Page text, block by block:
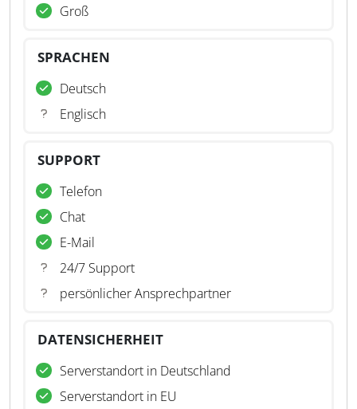
Groß
SPRACHEN
Deutsch
Englisch
SUPPORT
Telefon
Chat
E-Mail
24/7 Support
persönlicher Ansprechpartner
DATENSICHERHEIT
Serverstandort in Deutschland
Serverstandort in EU